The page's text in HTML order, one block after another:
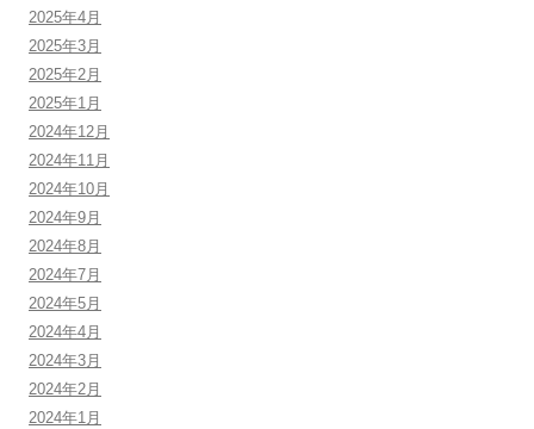
2025年4月
2025年3月
2025年2月
2025年1月
2024年12月
2024年11月
2024年10月
2024年9月
2024年8月
2024年7月
2024年5月
2024年4月
2024年3月
2024年2月
2024年1月